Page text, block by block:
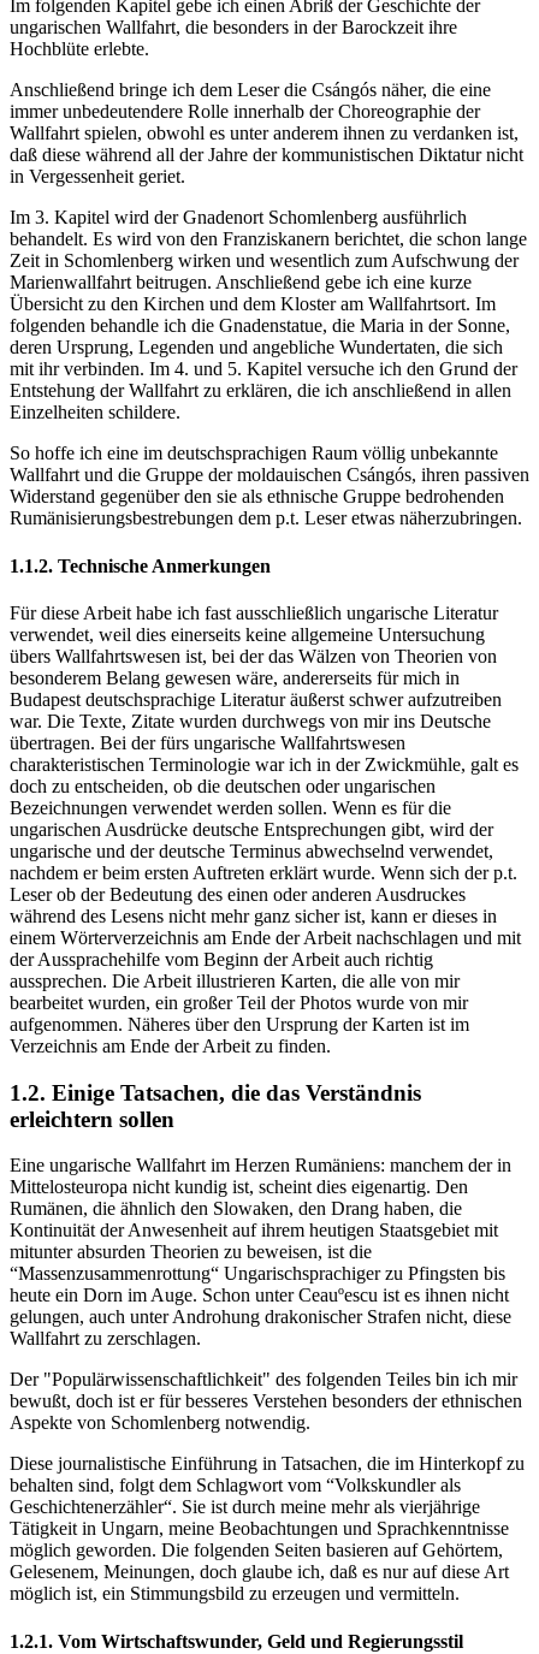
Im folgenden Kapitel gebe ich einen Abriß der Geschichte der
ungarischen Wallfahrt, die besonders in der Barockzeit ihre
Hochblüte erlebte.
Anschließend bringe ich dem Leser die Csángós näher, die eine
immer unbedeutendere Rolle innerhalb der Choreographie der
Wallfahrt spielen, obwohl es unter anderem ihnen zu verdanken ist,
daß diese während all der Jahre der kommunistischen Diktatur nicht
in Vergessenheit geriet.
Im 3. Kapitel wird der Gnadenort Schomlenberg ausführlich
behandelt. Es wird von den Franziskanern berichtet, die schon lange
Zeit in Schomlenberg wirken und wesentlich zum Aufschwung der
Marienwallfahrt beitrugen. Anschließend gebe ich eine kurze
Übersicht zu den Kirchen und dem Kloster am Wallfahrtsort. Im
folgenden behandle ich die Gnadenstatue, die Maria in der Sonne,
deren Ursprung, Legenden und angebliche Wundertaten, die sich
mit ihr verbinden. Im 4. und 5. Kapitel versuche ich den Grund der
Entstehung der Wallfahrt zu erklären, die ich anschließend in allen
Einzelheiten schildere.
So hoffe ich eine im deutschsprachigen Raum völlig unbekannte
Wallfahrt und die Gruppe der moldauischen Csángós, ihren passiven
Widerstand gegenüber den sie als ethnische Gruppe bedrohenden
Rumänisierungsbestrebungen dem p.t. Leser etwas näherzubringen.
1.1.2. Technische Anmerkungen
Für diese Arbeit habe ich fast ausschließlich ungarische Literatur
verwendet, weil dies einerseits keine allgemeine Untersuchung
übers Wallfahrtswesen ist, bei der das Wälzen von Theorien von
besonderem Belang gewesen wäre, andererseits für mich in
Budapest deutschsprachige Literatur äußerst schwer aufzutreiben
war. Die Texte, Zitate wurden durchwegs von mir ins Deutsche
übertragen. Bei der fürs ungarische Wallfahrtswesen
charakteristischen Terminologie war ich in der Zwickmühle, galt es
doch zu entscheiden, ob die deutschen oder ungarischen
Bezeichnungen verwendet werden sollen. Wenn es für die
ungarischen Ausdrücke deutsche Entsprechungen gibt, wird der
ungarische und der deutsche Terminus abwechselnd verwendet,
nachdem er beim ersten Auftreten erklärt wurde. Wenn sich der p.t.
Leser ob der Bedeutung des einen oder anderen Ausdruckes
während des Lesens nicht mehr ganz sicher ist, kann er dieses in
einem Wörterverzeichnis am Ende der Arbeit nachschlagen und mit
der Aussprachehilfe vom Beginn der Arbeit auch richtig
aussprechen. Die Arbeit illustrieren Karten, die alle von mir
bearbeitet wurden, ein großer Teil der Photos wurde von mir
aufgenommen. Näheres über den Ursprung der Karten ist im
Verzeichnis am Ende der Arbeit zu finden.
1.2. Einige Tatsachen, die das Verständnis
erleichtern sollen
Eine ungarische Wallfahrt im Herzen Rumäniens: manchem der in
Mittelosteuropa nicht kundig ist, scheint dies eigenartig. Den
Rumänen, die ähnlich den Slowaken, den Drang haben, die
Kontinuität der Anwesenheit auf ihrem heutigen Staatsgebiet mit
mitunter absurden Theorien zu beweisen, ist die
“Massenzusammenrottung“ Ungarischsprachiger zu Pfingsten bis
heute ein Dorn im Auge. Schon unter Ceauºescu ist es ihnen nicht
gelungen, auch unter Androhung drakonischer Strafen nicht, diese
Wallfahrt zu zerschlagen.
Der "Populärwissenschaftlichkeit" des folgenden Teiles bin ich mir
bewußt, doch ist er für besseres Verstehen besonders der ethnischen
Aspekte von Schomlenberg notwendig.
Diese journalistische Einführung in Tatsachen, die im Hinterkopf zu
behalten sind, folgt dem Schlagwort vom “Volkskundler als
Geschichtenerzähler“. Sie ist durch meine mehr als vierjährige
Tätigkeit in Ungarn, meine Beobachtungen und Sprachkenntnisse
möglich geworden. Die folgenden Seiten basieren auf Gehörtem,
Gelesenem, Meinungen, doch glaube ich, daß es nur auf diese Art
möglich ist, ein Stimmungsbild zu erzeugen und vermitteln.
1.2.1. Vom Wirtschaftswunder, Geld und Regierungsstil